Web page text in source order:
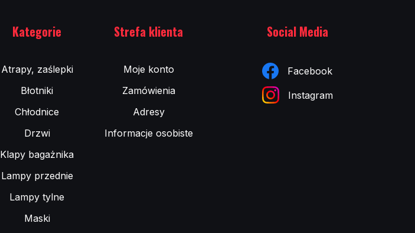
Kategorie
Atrapy, zaślepki
Błotniki
Chłodnice
Drzwi
Klapy bagażnika
Lampy przednie
Lampy tylne
Maski
Strefa klienta
Moje konto
Zamówienia
Adresy
Informacje osobiste
Social Media
Facebook
Instagram